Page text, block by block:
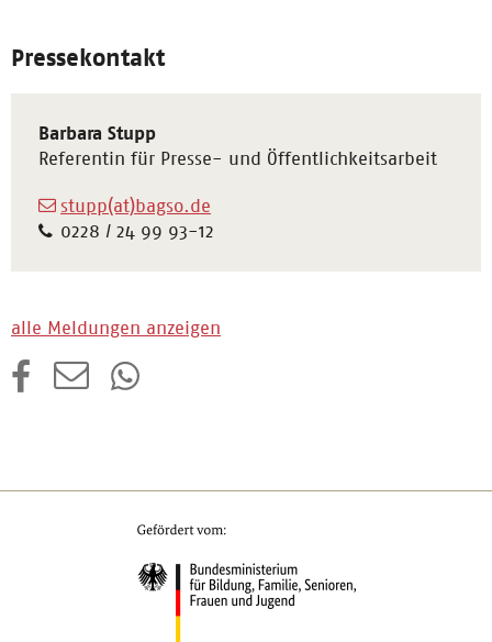
Pressekontakt
Barbara Stupp
Referentin für Presse- und Öffentlichkeitsarbeit
stupp(at)bagso.de
0228 / 24 99 93-12
alle Meldungen anzeigen